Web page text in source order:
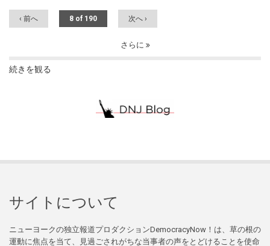
‹ 前へ 8 of 190 次へ ›
さらに
続きを観る
サイトについて
ニューヨークの独立報道プロダクションDemocracyNow！は、草の根の
運動に焦点を当て、見過ごされがちな当事者の声をとどけることを使命